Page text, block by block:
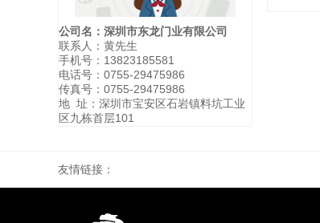
公司名：深圳市东龙门业有限公司
联系人：黄先生
手机号：13823185581
电话号：0755-29475986
传真号：0755-29475986
地 址：深圳市宝安区石岩镇料坑工业
区九栋首层101
友情链接：